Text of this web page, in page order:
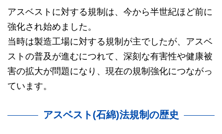
アスベストに対する規制は、今から半世紀ほど前に
強化され始めました。
当時は製造工場に対する規制が主でしたが、アスベ
ストの普及が進むにつれて、深刻な有害性や健康被
害の拡大が問題になり、現在の規制強化につながっ
ています。
アスベスト(石綿)法規制の歴史